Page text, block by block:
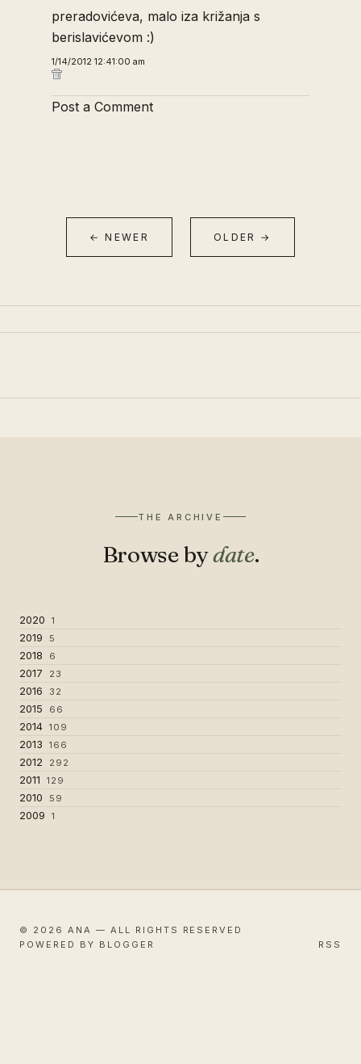
preradovićeva, malo iza križanja s
berislavićevom :)
1/14/2012 12:41:00 am
Post a Comment
← NEWER OLDER →
THE ARCHIVE
Browse bydate.
2020 1
2019 5
2018 6
2017 23
2016 32
2015 66
2014 109
2013 166
2012 292
2011 129
2010 59
2009 1
© 2026 ANA — ALL RIGHTS RESERVED
POWERED BY BLOGGER
RSS